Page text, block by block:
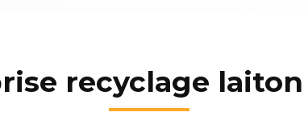
recyclage laiton